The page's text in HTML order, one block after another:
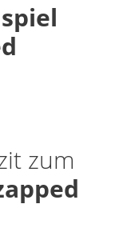
spiel
zum